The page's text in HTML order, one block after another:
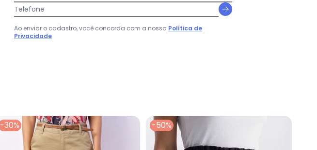
-30% -50%
Telefone
Ao enviar o cadastro, você concorda com a nossa Política de
Privacidade